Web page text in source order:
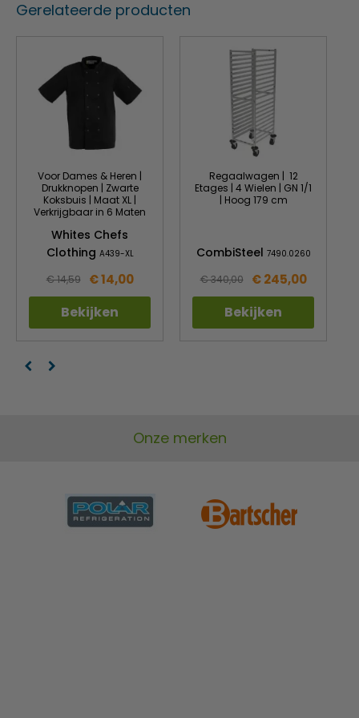
1 verstelbaar schap per deur om de opslagcapaciteit
Glazen scherm voor verbeterde hygiëne
Verwijderbare PE snijplank
Eenvoudig te positioneren of te verplaatsen voor
schoonmaak of onderhoud dankzij de geremde
wieltjes
Gastronorm bakken worden apart verkocht.
Gerelateerde producten
Voor Dames & Heren |
Drukknopen | Zwarte
Koksbuis | Maat XL |
Verkrijgbaar in 6 Maten
Whites Chefs
Clothing A439-XL
€ 14,59 € 14,00
Bekijken
Regaalwagen | 12
Etages | 4 Wielen | GN 1/1
| Hoog 179 cm
CombiSteel 7490.0260
€ 340,00 € 245,00
Bekijken
Onze merken